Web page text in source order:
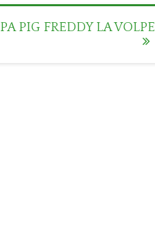
PIG FREDDY LA VOLPE